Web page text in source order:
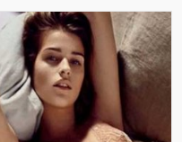
beynin gözlərdən və bədənin
hərəkətindən gələn siqnallar
arasındakı uyğunsuzluqda